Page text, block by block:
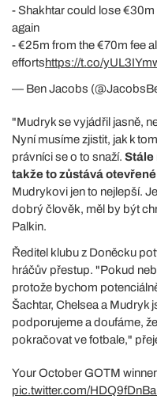
- Shakhtar could lose
again
- €25m from the €70m fee
effortshttps://t.co/
— Ben Jacobs
"Mudryk se vyjádřil jasně,
Nyní musíme zjistit, jak k
právníci se o to snaží. Stále
takže to zůstává
Mudrykovi jen to nejlepší.
dobrý člověk, měl by být
Palkin.
Ředitel klubu z Doněcku
hráčův přestup. "Pokud
protože bychom
Šachtar, Chelsea a Mudryk
podporujeme a doufáme,
pokračovat ve fotbale,"
Your October GOTM
pic.twitter.com/